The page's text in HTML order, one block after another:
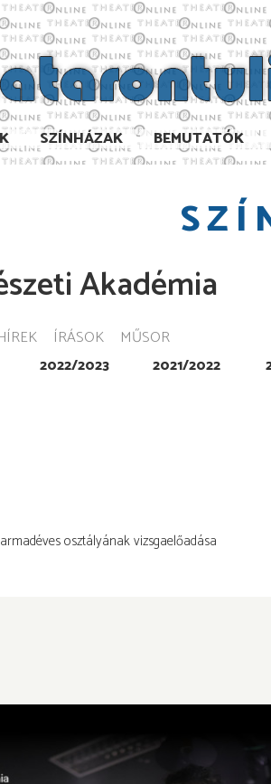
SZÍNHÁZAK BEMUTATÓK
Akadémia
ÍRÁSOK MŰSOR
2022/2023 2021/2022
osztályának vizsgaelőadása